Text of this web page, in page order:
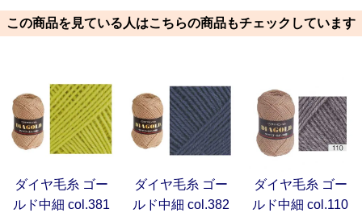
この商品を見ている人はこちらの商品もチェックしています
ダイヤ毛糸 ゴー
ルド中細 col.381
ダイヤ毛糸 ゴー
ルド中細 col.382
ダイヤ毛糸 ゴー
ルド中細 col.110